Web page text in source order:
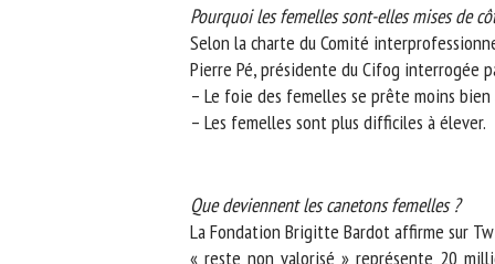
Pourquoi les femelles sont-elles mises de
Selon la charte du Comité
Pierre Pé, présidente du Cifog interrogée
– Le foie des femelles se prête moins bien
– Les femelles sont plus difficiles à élever.
Que deviennent les canetons femelles ?
La Fondation Brigitte Bardot affirme sur
« reste non valorisé » représente 20